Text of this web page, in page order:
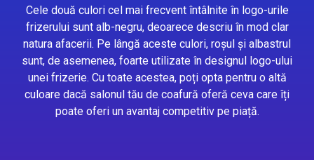
Cele două culori cel mai frecvent întâlnite în logo-urile
frizerului sunt alb-negru, deoarece descriu în mod clar
natura afacerii. Pe lângă aceste culori, roșul și albastrul
sunt, de asemenea, foarte utilizate în designul logo-ului
unei frizerie. Cu toate acestea, poți opta pentru o altă
culoare dacă salonul tău de coafură oferă ceva care îți
poate oferi un avantaj competitiv pe piață.